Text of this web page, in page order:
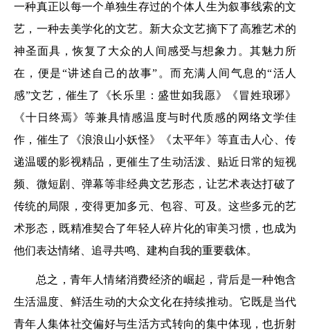
一种真正以每一个单独生存过的个体人生为叙事线索的文
艺，一种去美学化的文艺。新大众文艺摘下了高雅艺术的
神圣面具，恢复了大众的人间感受与想象力。其魅力所
在，便是“讲述自己的故事”。而充满人间气息的“活人
感”文艺，催生了《长乐里：盛世如我愿》《冒姓琅琊》
《十日终焉》等兼具情感温度与时代质感的网络文学佳
作，催生了《浪浪山小妖怪》《太平年》等直击人心、传
递温暖的影视精品，更催生了生动活泼、贴近日常的短视
频、微短剧、弹幕等非经典文艺形态，让艺术表达打破了
传统的局限，变得更加多元、包容、可及。这些多元的艺
术形态，既精准契合了年轻人碎片化的审美习惯，也成为
他们表达情绪、追寻共鸣、建构自我的重要载体。
总之，青年人情绪消费经济的崛起，背后是一种饱含
生活温度、鲜活生动的大众文化在持续推动。它既是当代
青年人集体社交偏好与生活方式转向的集中体现，也折射